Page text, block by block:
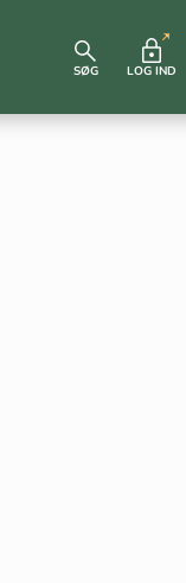
SØG LOG IND